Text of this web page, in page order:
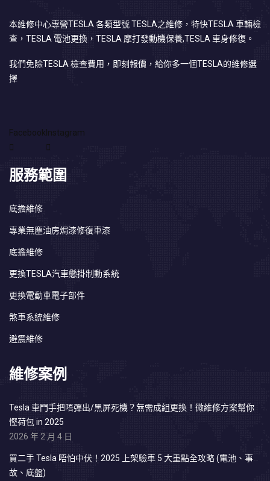
本維修中心專營TESLA 各類型號 TESLA之維修，特快TESLA 車輛檢
查，TESLA 電池更換，TESLA 摩打發動機保養,TESLA 車身修復。
我們免除TESLA 檢查費用，即刻報價，給你多一個TESLA的維修選
擇
Facebook Instagram
服務範圍
底擔維修
專業無塵油房焗漆修復車漆
底擔維修
更換TESLA汽車懸掛制動系統
更換電動車電子部件
煞車系統維修
避震維修
維修案例
Tesla 車門手把唔彈出/黑屏死機？無需成組更換！微維修方案幫你
慳荷包 in 2025
2026 年 2 月 4 日
買二手 Tesla 唔怕中伏！2025 上架驗車 5 大重點全攻略 (電池、事
故、底盤)